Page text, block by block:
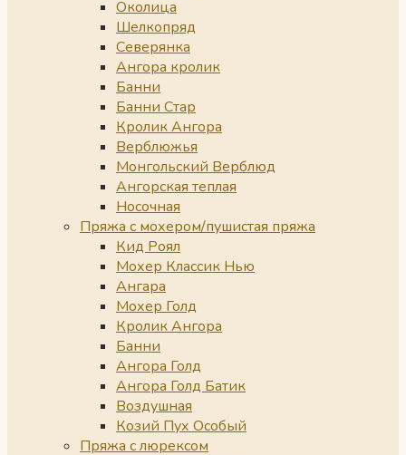
Околица
Шелкопряд
Северянка
Ангора кролик
Банни
Банни Стар
Кролик Ангора
Верблюжья
Монгольский Верблюд
Ангорская теплая
Носочная
Пряжа с мохером/пушистая пряжа
Кид Роял
Мохер Классик Нью
Ангара
Мохер Голд
Кролик Ангора
Банни
Ангора Голд
Ангора Голд Батик
Воздушная
Козий Пух Особый
Пряжа с люрексом